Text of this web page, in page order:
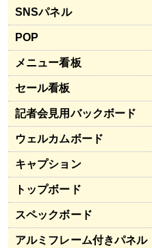
SNSパネル
POP
メニュー看板
セール看板
記者会見用バックボード
ウェルカムボード
キャプション
トップボード
スペックボード
アルミフレーム付きパネル